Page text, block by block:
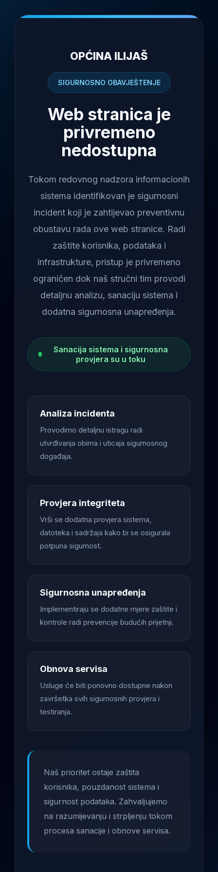
OPĆINA ILIJAŠ
SIGURNOSNO OBAVJEŠTENJE
Web stranica je
privremeno
nedostupna
Tokom redovnog nadzora informacionih
sistema identifikovan je sigurnosni
incident koji je zahtijevao preventivnu
obustavu rada ove web stranice. Radi
zaštite korisnika, podataka i
infrastrukture, pristup je privremeno
ograničen dok naš stručni tim provodi
detaljnu analizu, sanaciju sistema i
dodatna sigurnosna unapređenja.
Sanacija sistema i sigurnosna
provjera su u toku
Analiza incidenta
Provodimo detaljnu istragu radi
utvrđivanja obima i uticaja sigurnosnog
događaja.
Provjera integriteta
Vrši se dodatna provjera sistema,
datoteka i sadržaja kako bi se osigurala
potpuna sigurnost.
Sigurnosna unapređenja
Implementiraju se dodatne mjere zaštite i
kontrole radi prevencije budućih prijetnji.
Obnova servisa
Usluge će biti ponovno dostupne nakon
završetka svih sigurnosnih provjera i
testiranja.
Naš prioritet ostaje zaštita
korisnika, pouzdanost sistema i
sigurnost podataka. Zahvaljujemo
na razumijevanju i strpljenju tokom
procesa sanacije i obnove servisa.